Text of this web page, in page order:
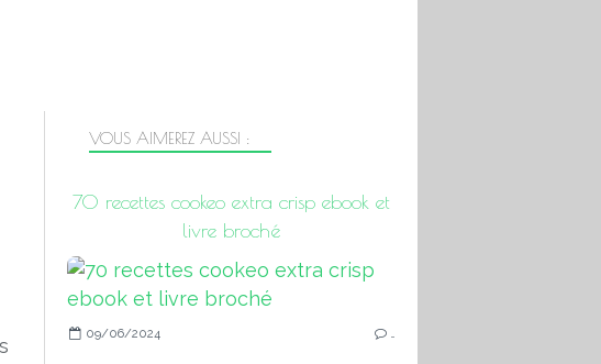
VOUS AIMEREZ AUSSI :
70 recettes cookeo extra crisp ebook et
livre broché
09/06/2024 …